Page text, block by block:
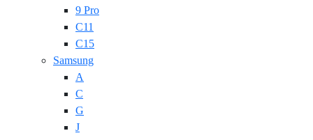
9 Pro
C11
C15
Samsung
A
C
G
J